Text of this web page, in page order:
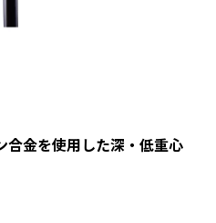
合金を使用した深・低重心